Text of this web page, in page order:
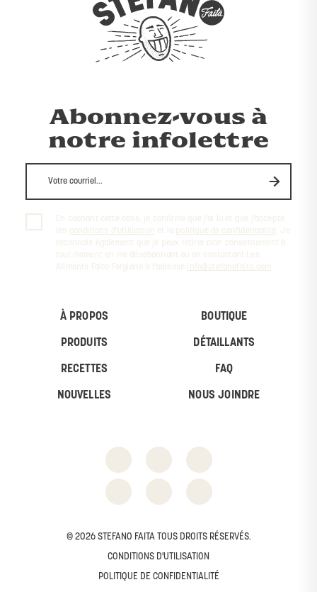
À PROPOS BOUTIQUE
PRODUITS DÉTAILLANTS
RECETTES FAQ
NOUVELLES NOUS JOINDRE
Abonnez-vous à
notre infolettre
En cochant cette case, je confirme que j’ai lu et que j’accepte
les conditions d’utilisation et la politique de confidentialité
. Je
reconnais également que je peux retirer mon consentement à
tout moment en me désabonnant ou en contactant Les
Aliments Faita-Forgione à l’adresse
info@stefanofaita.com
© 2026 STEFANO FAITA TOUS DROITS RÉSERVÉS.
CONDITIONS D'UTILISATION
POLITIQUE DE CONFIDENTIALITÉ